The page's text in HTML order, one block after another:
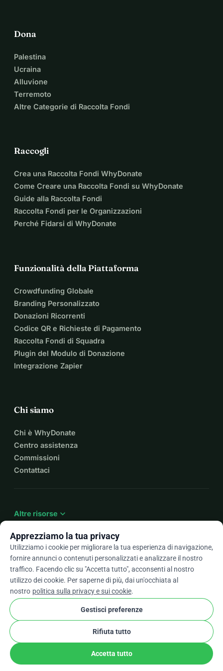
Dona
Palestina
Ucraina
Alluvione
Terremoto
Altre Categorie di Raccolta Fondi
Raccogli
Crea una Raccolta Fondi WhyDonate
Come Creare una Raccolta Fondi su WhyDonate
Guide alla Raccolta Fondi
Raccolta Fondi per le Organizzazioni
Perché Fidarsi di WhyDonate
Funzionalità della Piattaforma
Crowdfunding Globale
Branding Personalizzato
Donazioni Ricorrenti
Codice QR e Richieste di Pagamento
Raccolta Fondi di Squadra
Plugin del Modulo di Donazione
Integrazione Zapier
Chi siamo
Chi è WhyDonate
Centro assistenza
Commissioni
Contattaci
Altre risorse expand_more
It arrow_drop_down
★★★★★4,9 / 5 basato su oltre 500 recensioni
WhyDonatePrivacy e cookie
Termini e condizioni
stripe checkPartner Verificato
Apprezziamo la tua privacy
Utilizziamo i cookie per migliorare la tua esperienza di navigazione,
fornire annunci o contenuti personalizzati e analizzare il nostro
traffico. Facendo clic su "Accetta tutto", acconsenti al nostro
utilizzo dei cookie. Per saperne di più, dai un'occhiata al
nostro politica sulla privacy e sui cookie.
Gestisci preferenze
Rifiuta tutto
Accetta tutto